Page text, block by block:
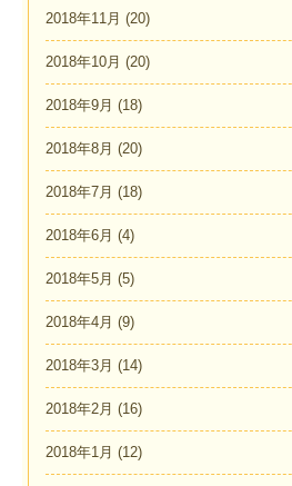
2018年11月 (20)
2018年10月 (20)
2018年9月 (18)
2018年8月 (20)
2018年7月 (18)
2018年6月 (4)
2018年5月 (5)
2018年4月 (9)
2018年3月 (14)
2018年2月 (16)
2018年1月 (12)